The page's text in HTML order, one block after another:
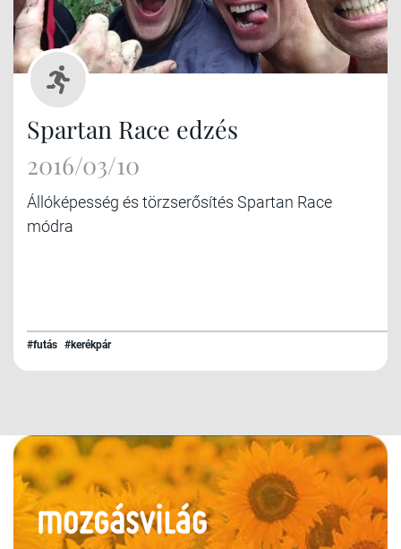
Spartan Race edzés
2016/03/10
Állóképesség és törzserősítés Spartan Race
módra
#futás #kerékpár